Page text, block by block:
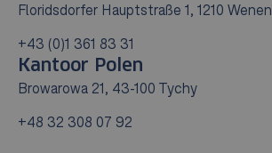
Floridsdorfer Hauptstraße 1, 1210 Wenen
+43 (0)1 361 83 31
Kantoor Polen
Browarowa 21, 43-100 Tychy
+48 32 308 07 92